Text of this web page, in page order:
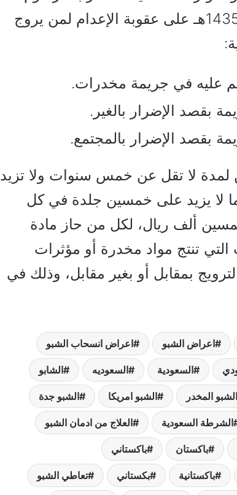
الملكي رقم (م/34) وتاريخ 1435/5/22هـ على عقوبة الإعدام لمن يروج
عليه في جريمة مخدرات.
بقصد الإضرار بالغير.
بقصد الإضرار بالمجتمع.
لا تقل عن خمس سنوات ولا تزيد
لا يزيد على خمسين جلدة في كل
ألف ريال، لكل من حاز مادة
التي تنتج مواد مخدرة أو مؤثرات
بمقابل أو بغير مقابل، وذلك في
اعراض الشبو اعراض انسحاب الشبو
السعودية السعوديه الشابو
الشبو المخدر الشبو امريكا الشبو جدة
الشرطة السعودية العلاج من ادمان الشبو
باكستان باكستاني
باكستانية بكستاني تعاطي الشبو